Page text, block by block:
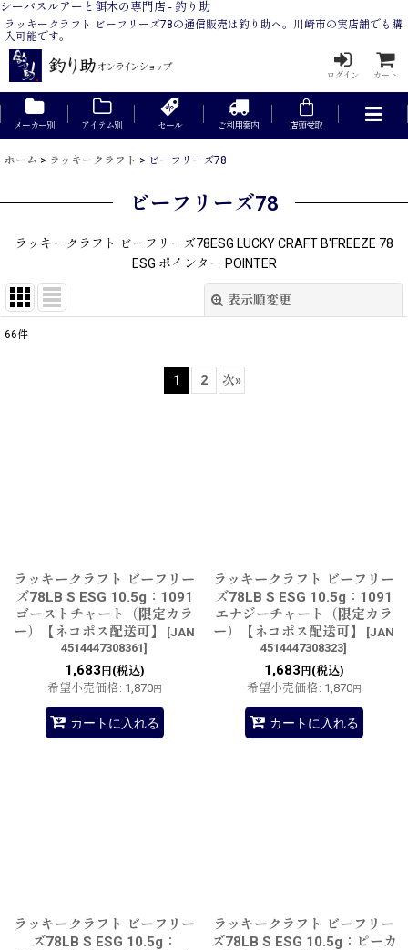
シーバスルアーと餌木の専門店 - 釣り助
ラッキークラフト ビーフリーズ78の通信販売は釣り助へ。川崎市の実店舗でも購
入可能です。
ログイン カート
メーカー別 アイテム別 セール ご利用案内 店頭受取
ホーム > ラッキークラフト > ビーフリーズ78
ビーフリーズ78
ラッキークラフト ビーフリーズ78ESG LUCKY CRAFT B'FREEZE 78
ESG ポインター POINTER
表示順変更
66件
1 2 次»
ラッキークラフト ビーフリー
ズ78LB S ESG 10.5g：1091
ゴーストチャート（限定カラ
ー）【ネコポス配送可】
[JAN
4514447308361]
1,683 円(税込)
希望小売価格: 1,870円
カートに入れる
ラッキークラフト ビーフリー
ズ78LB S ESG 10.5g：1091
エナジーチャート（限定カラ
ー）【ネコポス配送可】
[JAN
4514447308323]
1,683 円(税込)
希望小売価格: 1,870円
カートに入れる
ラッキークラフト ビーフリー
ズ78LB S ESG 10.5g：
ラッキークラフト ビーフリー
ズ78LB S ESG 10.5g：ピーカ